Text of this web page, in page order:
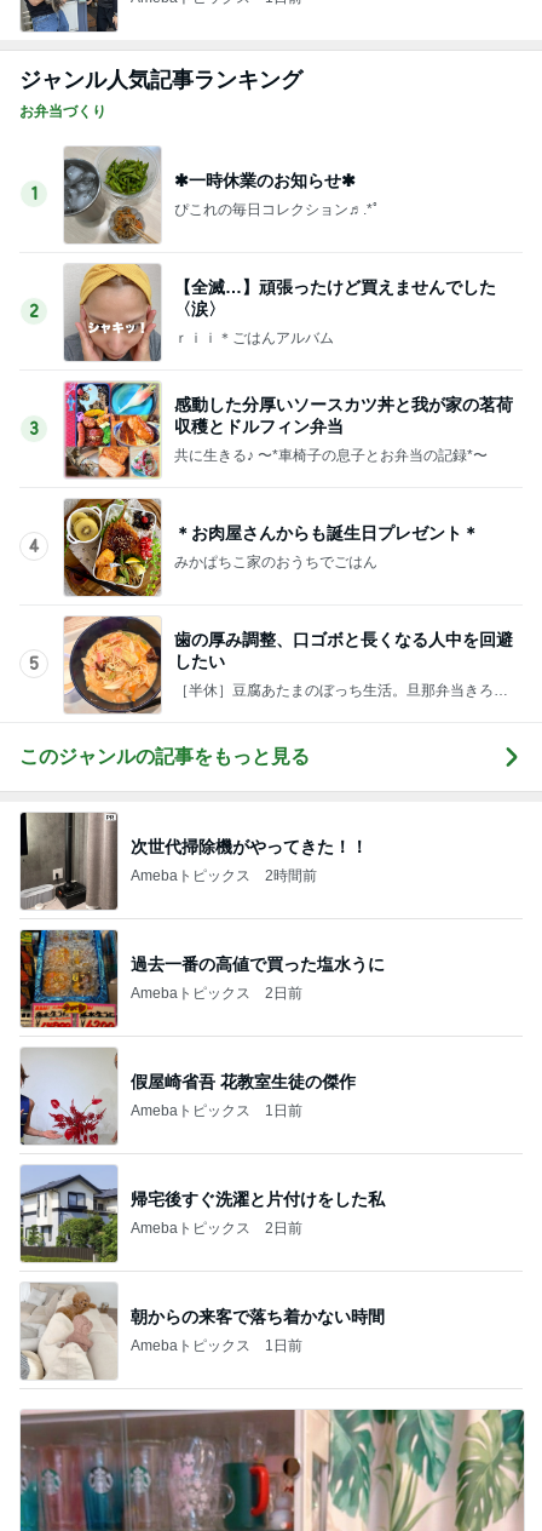
ジャンル人気記事ランキング
お弁当づくり
1
✱一時休業のお知らせ✱
ぴこれの毎日コレクション♬.*ﾟ
2
【全滅…】頑張ったけど買えませんでした
〈涙〉
ｒｉｉ＊ごはんアルバム
3
感動した分厚いソースカツ丼と我が家の茗荷
収穫とドルフィン弁当
共に生きる♪ 〜*車椅子の息子とお弁当の記録*〜
4
＊お肉屋さんからも誕生日プレゼント＊
みかぱちこ家のおうちでごはん
5
歯の厚み調整、口ゴボと長くなる人中を回避
したい
［半休］豆腐あたまのぼっち生活。旦那弁当きろく
このジャンルの記事をもっと見る
次世代掃除機がやってきた！！
Amebaトピックス 2時間前
過去一番の高値で買った塩水うに
Amebaトピックス 2日前
假屋崎省吾 花教室生徒の傑作
Amebaトピックス 1日前
帰宅後すぐ洗濯と片付けをした私
Amebaトピックス 2日前
朝からの来客で落ち着かない時間
Amebaトピックス 1日前